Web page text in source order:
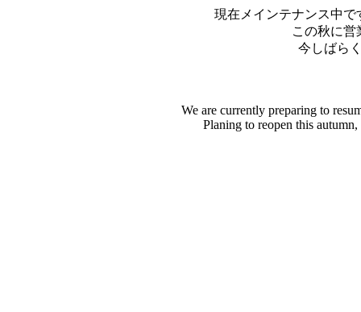
現在メインテナンス中
この秋に営
今しばら
We are currently preparing to
Planing to reopen this